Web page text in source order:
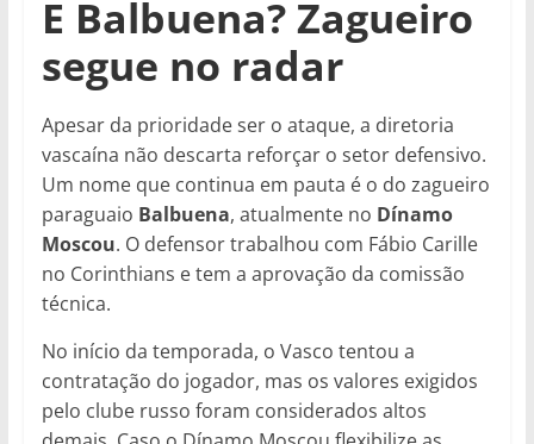
E Balbuena? Zagueiro
segue no radar
Apesar da prioridade ser o ataque, a diretoria
vascaína não descarta reforçar o setor defensivo.
Um nome que continua em pauta é o do zagueiro
paraguaio Balbuena, atualmente no Dínamo
Moscou. O defensor trabalhou com Fábio Carille
no Corinthians e tem a aprovação da comissão
técnica.
No início da temporada, o Vasco tentou a
contratação do jogador, mas os valores exigidos
pelo clube russo foram considerados altos